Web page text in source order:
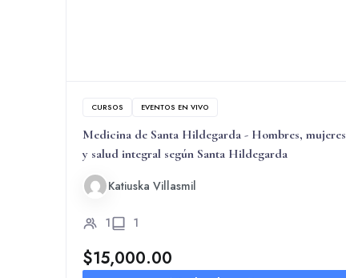
CURSOS EVENTOS EN VIVO
Medicina de Santa Hildegarda - Hombres, mujeres
y salud integral según Santa Hildegarda
Katiuska Villasmil
1 1
$15,000.00